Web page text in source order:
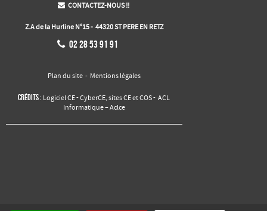
 CONTACTEZ-NOUS !!
Z.A de la Hurline N°15 - 44320 ST PERE EN RETZ
 02 28 53 91 91
Plan du site- Mentions légales
Crédits : Logiciel CE-CyberCE ,sites CE et COS-ACL
Informatique – Aclce